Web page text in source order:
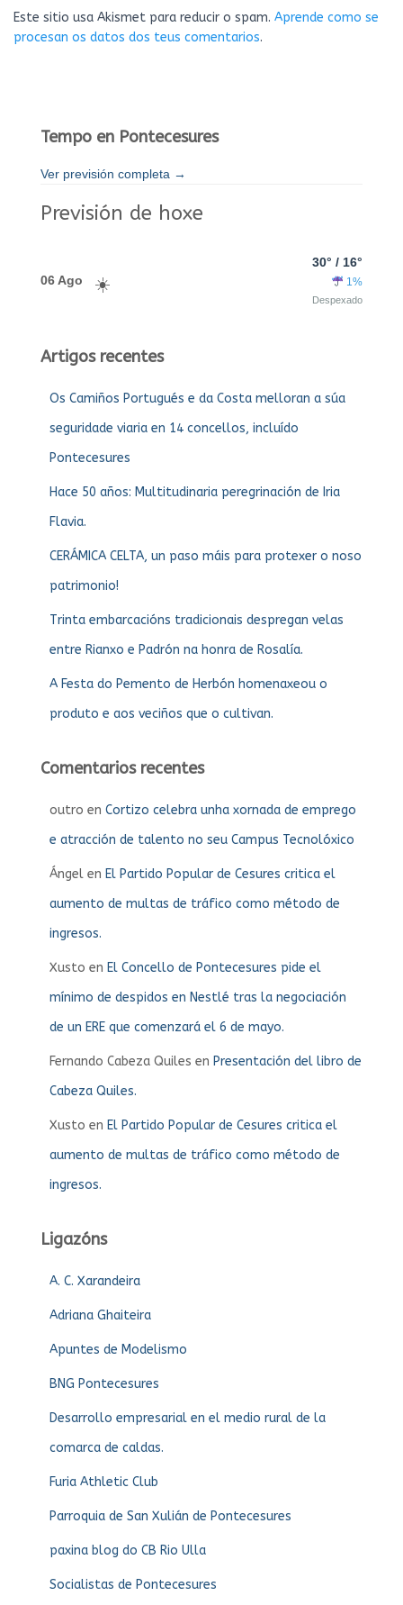
Este sitio usa Akismet para reducir o spam. Aprende como se
procesan os datos dos teus comentarios.
Tempo en Pontecesures
Ver previsión completa →
Previsión de hoxe
06 Ago
30° / 16°
1%
Despexado
Artigos recentes
Os Camiños Portugués e da Costa melloran a súa
seguridade viaria en 14 concellos, incluído
Pontecesures
Hace 50 años: Multitudinaria peregrinación de Iria
Flavia.
CERÁMICA CELTA, un paso máis para protexer o noso
patrimonio!
Trinta embarcacións tradicionais despregan velas
entre Rianxo e Padrón na honra de Rosalía.
A Festa do Pemento de Herbón homenaxeou o
produto e aos veciños que o cultivan.
Comentarios recentes
outro en Cortizo celebra unha xornada de emprego
e atracción de talento no seu Campus Tecnolóxico
Ángel en El Partido Popular de Cesures critica el
aumento de multas de tráfico como método de
ingresos.
Xusto en El Concello de Pontecesures pide el
mínimo de despidos en Nestlé tras la negociación
de un ERE que comenzará el 6 de mayo.
Fernando Cabeza Quiles en Presentación del libro de
Cabeza Quiles.
Xusto en El Partido Popular de Cesures critica el
aumento de multas de tráfico como método de
ingresos.
Ligazóns
A. C. Xarandeira
Adriana Ghaiteira
Apuntes de Modelismo
BNG Pontecesures
Desarrollo empresarial en el medio rural de la
comarca de caldas.
Furia Athletic Club
Parroquia de San Xulián de Pontecesures
paxina blog do CB Rio Ulla
Socialistas de Pontecesures